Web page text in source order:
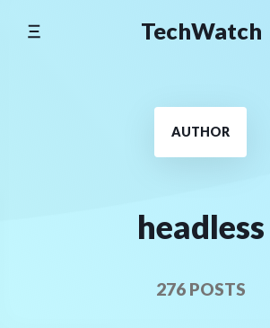
TechWatch
AUTHOR
headless
276 POSTS